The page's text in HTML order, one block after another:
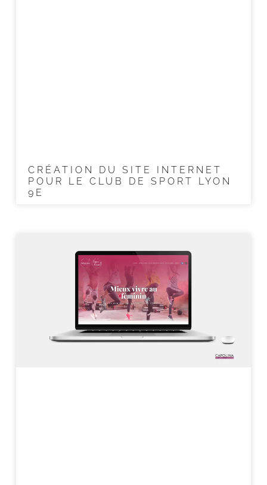
CRÉATION DU SITE INTERNET
POUR LE CLUB DE SPORT LYON
9E